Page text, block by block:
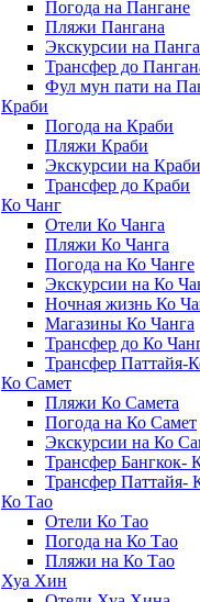
Погода на Пангане
Пляжи Пангана
Экскурсии на
Трансфер до
Фул мун пати на
Краби
Погода на Краби
Пляжи Краби
Экскурсии на Краби
Трансфер до Краби
Ко Чанг
Отели Ко Чанга
Пляжи Ко Чанга
Погода на Ко Чанге
Экскурсии на Ко
Ночная жизнь Ко
Магазины Ко Чанга
Трансфер до Ко
Трансфер Паттайя-
Ко Самет
Пляжи Ко Самета
Погода на Ко Самет
Экскурсии на Ко
Трансфер Бангкок-
Трансфер Паттайя-
Ко Тао
Отели Ко Тао
Погода на Ко Тао
Пляжи на Ко Тао
Хуа Хин